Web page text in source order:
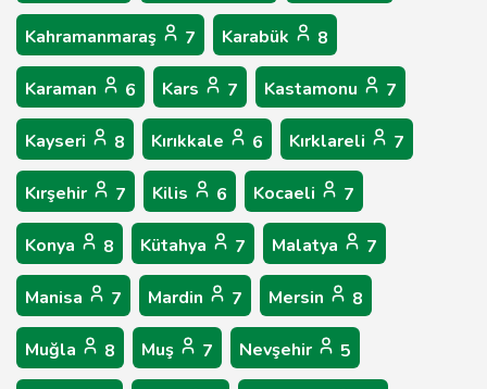
Kahramanmaraş 7 Karabük 8
Karaman 6 Kars 7 Kastamonu 7
Kayseri 8 Kırıkkale 6 Kırklareli 7
Kırşehir 7 Kilis 6 Kocaeli 7
Konya 8 Kütahya 7 Malatya 7
Manisa 7 Mardin 7 Mersin 8
Muğla 8 Muş 7 Nevşehir 5